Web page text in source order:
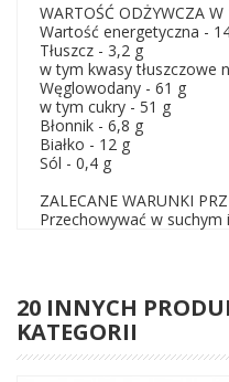
WARTOŚĆ ODŻYWCZA
Wartość energetyczna -
Tłuszcz - 3,2 g
w tym kwasy tłuszczowe
Węglowodany - 61 g
w tym cukry - 51 g
Błonnik - 6,8 g
Białko - 12 g
Sól - 0,4 g
ZALECANE WARUNKI
Przechowywać w suchym
20 INNYCH
KATEGORII